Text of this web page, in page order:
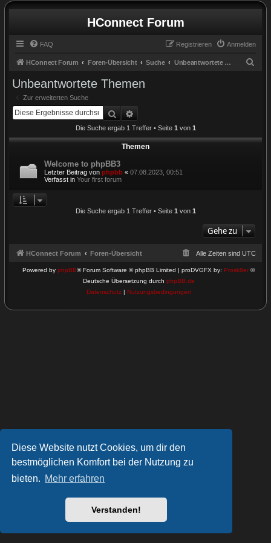
Diese Website nutzt Cookies, um dir den
bestmöglichen Komfort bei der Nutzung zu
bieten. Mehr erfahren
Verstanden!
HConnect Forum
FAQ Anmelden
Registrieren
HConnect Forum Foren-Übersicht Suche Unbeantwortete Themen
Unbeantwortete Themen
Zur erweiterten Suche
Suche
Die Suche ergab 1 Treffer • Seite 1 von 1
Themen
Welcome to phpBB3
Letzter Beitrag von phpbb « 07.08.2023, 00:51
Verfasst in Your first forum
Die Suche ergab 1 Treffer • Seite 1 von 1
Gehe zu
HConnect Forum Foren-Übersicht Alle Zeiten sind UTC
Powered by phpBB® Forum Software © phpBB Limited | proDVGFX by: Prosk8er ©
Deutsche Übersetzung durch phpBB.de
Datenschutz| Nutzungsbedingungen